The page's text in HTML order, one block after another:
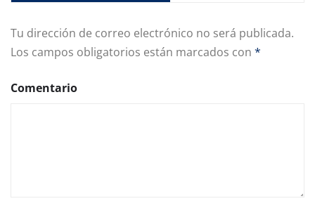
Tu dirección de correo electrónico no será publicada.
Los campos obligatorios están marcados con *
Comentario